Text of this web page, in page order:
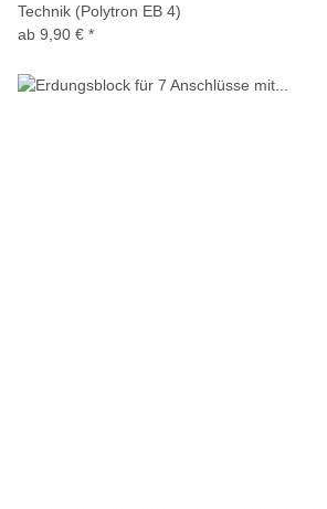
Technik (Polytron EB 4)
ab 9,90 € *